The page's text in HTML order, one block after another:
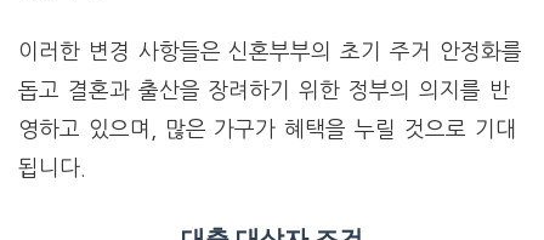
이러한 변경 사항들은 신혼부부의 초기 주거 안정화를
돕고 결혼과 출산을 장려하기 위한 정부의 의지를 반
영하고 있으며, 많은 가구가 혜택을 누릴 것으로 기대
됩니다.